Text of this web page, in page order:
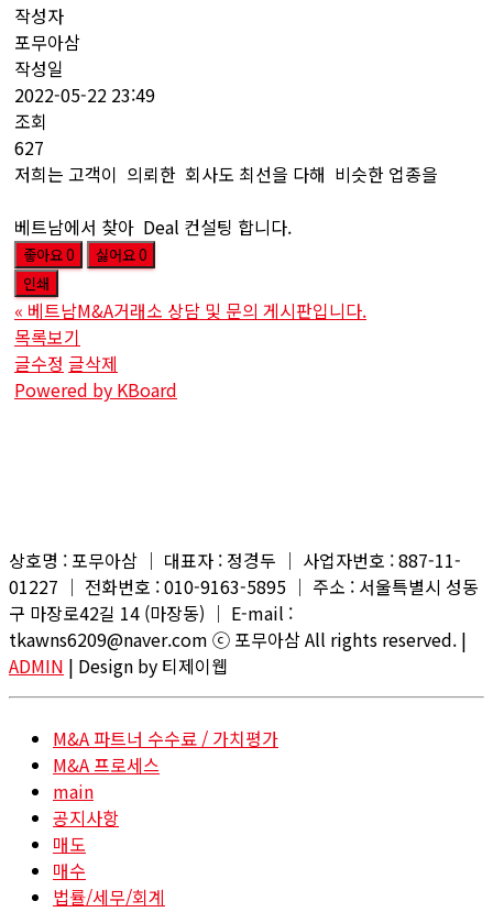
작성자
포무아삼
작성일
2022-05-22 23:49
조회
627
저희는 고객이 의뢰한 회사도 최선을 다해 비슷한 업종을
베트남에서 찾아 Deal 컨설팅 합니다.
좋아요0 싫어요0
인쇄
« 베트남M&A거래소 상담 및 문의 게시판입니다.
목록보기
글수정 글삭제
Powered by KBoard
상호명 : 포무아삼 │ 대표자 : 정경두 │ 사업자번호 : 887-11-
01227 │ 전화번호 : 010-9163-5895 │ 주소 : 서울특별시 성동
구 마장로42길 14 (마장동) │ E-mail :
tkawns6209@naver.com ⓒ 포무아삼 All rights reserved. |
ADMIN | Design by 티제이웹
M&A 파트너 수수료 / 가치평가
M&A 프로세스
main
공지사항
매도
매수
법률/세무/회계